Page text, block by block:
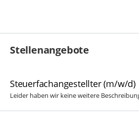
Stellenangebote
Steuerfachangestellter (m/w/d)
Leider haben wir keine weitere